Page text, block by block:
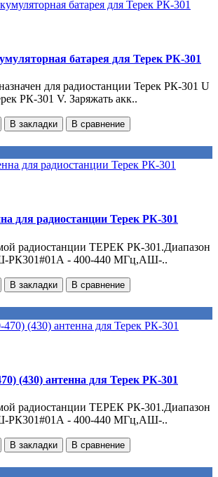
батарея для Терек РК-301
для радиостанции Терек РК-301 U
РК-301 V. Заряжать акк..
В закладки
В сравнение
для радиостанции Терек РК-301
радиостанции ТЕРЕК РК-301.Диапазон
РК301#01А - 400-440 МГц,АШ-..
В закладки
В сравнение
(430) антенна для Терек РК-301
радиостанции ТЕРЕК РК-301.Диапазон
РК301#01А - 400-440 МГц,АШ-..
В закладки
В сравнение